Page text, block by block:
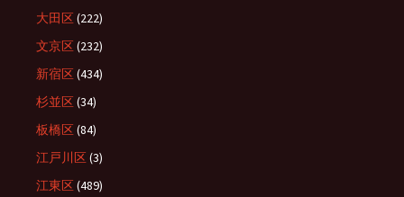
大田区(222)
文京区(232)
新宿区(434)
杉並区(34)
板橋区(84)
江戸川区(3)
江東区(489)